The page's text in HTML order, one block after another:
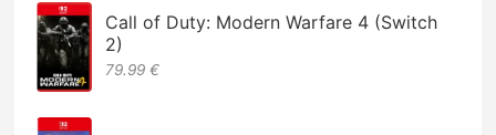
Call of Duty: Modern Warfare 4 (Switch
2)
79.99 €